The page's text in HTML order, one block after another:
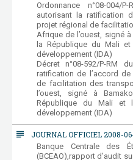
Ordonnance n°08-004/
autorisant la ratification
projet régional de
Afrique de l’ouest, signé
la République du Mali et
développement (IDA)
Décret n°08-592/P-RM
ratification de l’accord
de facilitation des
l’ouest, signé à
République du Mali et
développement (IDA)
subject JOURNAL OFFICIEL 2008-
Banque Centrale des
(BCEAO),rapport d’audit